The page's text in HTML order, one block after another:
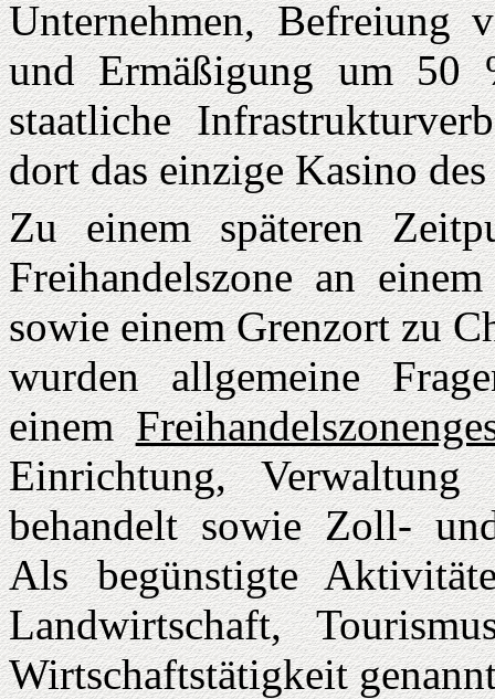
Unternehmen, Befreiung
und Ermäßigung um 50
staatliche
dort das einzige Kasino
Zu einem späteren
Freihandelszone an
sowie einem Grenzort zu
wurden allgemeine
einem
Einrichtung,
behandelt sowie Zoll-
Als begünstigte
Landwirtschaft,
Wirtschaftstätigkeit